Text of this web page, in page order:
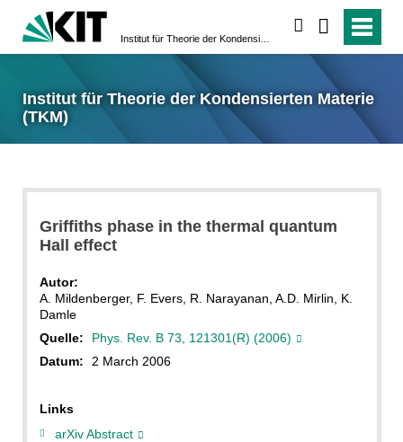
Institut für Theorie der Kondensierten Materie
(TKM)
Griffiths phase in the thermal quantum
Hall effect
Autor:
A. Mildenberger, F. Evers, R. Narayanan, A.D. Mirlin, K.
Damle
Quelle:
Phys. Rev. B 73, 121301(R) (2006)
Datum:
2 March 2006
Links
arXiv Abstract